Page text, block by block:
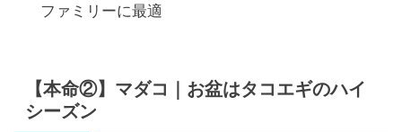
ファミリーに最適
【本命②】マダコ｜お盆はタコエギのハイ
シーズン